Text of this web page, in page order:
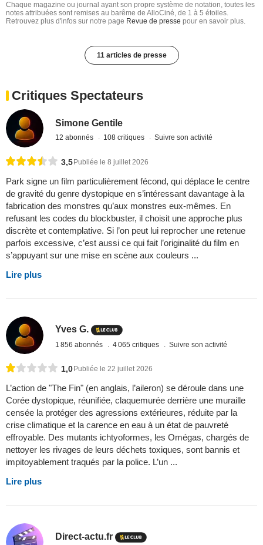
Chaque magazine ou journal ayant son propre système de notation, toutes les
notes attribuées sont remises au barême de AlloCiné, de 1 à 5 étoiles.
Retrouvez plus d'infos sur notre page Revue de presse pour en savoir plus.
11 articles de presse
Critiques Spectateurs
Simone Gentile
12 abonnés 108 critiques Suivre son activité
3,5Publiée le 8 juillet 2026
Park signe un film particulièrement fécond, qui déplace le centre
de gravité du genre dystopique en s’intéressant davantage à la
fabrication des monstres qu’aux monstres eux-mêmes. En
refusant les codes du blockbuster, il choisit une approche plus
discrète et contemplative. Si l’on peut lui reprocher une retenue
parfois excessive, c’est aussi ce qui fait l’originalité du film en
s’appuyant sur une mise en scène aux couleurs ...
Lire plus
Yves G.
1 856 abonnés 4 065 critiques Suivre son activité
1,0 Publiée le 22 juillet 2026
L’action de "The Fin" (en anglais, l’aileron) se déroule dans une
Corée dystopique, réunifiée, claquemurée derrière une muraille
censée la protéger des agressions extérieures, réduite par la
crise climatique et la carence en eau à un état de pauvreté
effroyable. Des mutants ichtyoformes, les Omégas, chargés de
nettoyer les rivages de leurs déchets toxiques, sont bannis et
impitoyablement traqués par la police. L’un ...
Lire plus
Direct-actu.fr